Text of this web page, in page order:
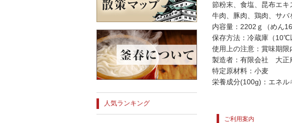
節粉末、食塩、昆布エキ
牛肉、豚肉、鶏肉、サバ
内容量：2202ｇ（めん
保存方法：冷蔵庫（10℃
使用上の注意：賞味期
製造者：有限会社 大
特定原材料：小麦
栄養成分(100g)：エネ
ご利用案内
人気ランキング